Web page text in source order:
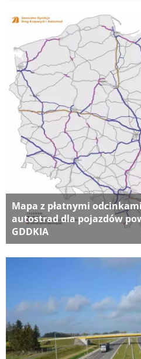
Mapa z płatnymi
autostrad dla pojazdów
GDDKIA